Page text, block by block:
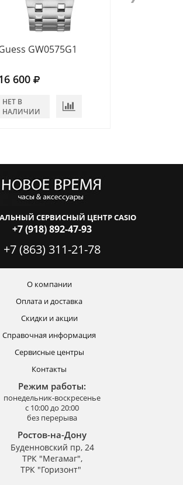
GW0575G1
600
НЕТ В
НАЛИЧИИ
СЕРВИСНЫЙ ЦЕНТР CASIO
+7 (918) 892-47-93
+7 (863) 311-21-78
О компании
Оплата и доставка
Скидки и акции
Справочная информация
Сервисные центры
Контакты
Режим работы:
понедельник-воскресенье
с 10:00 до 20:00
без перерыва
Ростов-на-Дону
Буденновский пр, 24
ТРК "Мегамаг",
ТРК "Горизонт"